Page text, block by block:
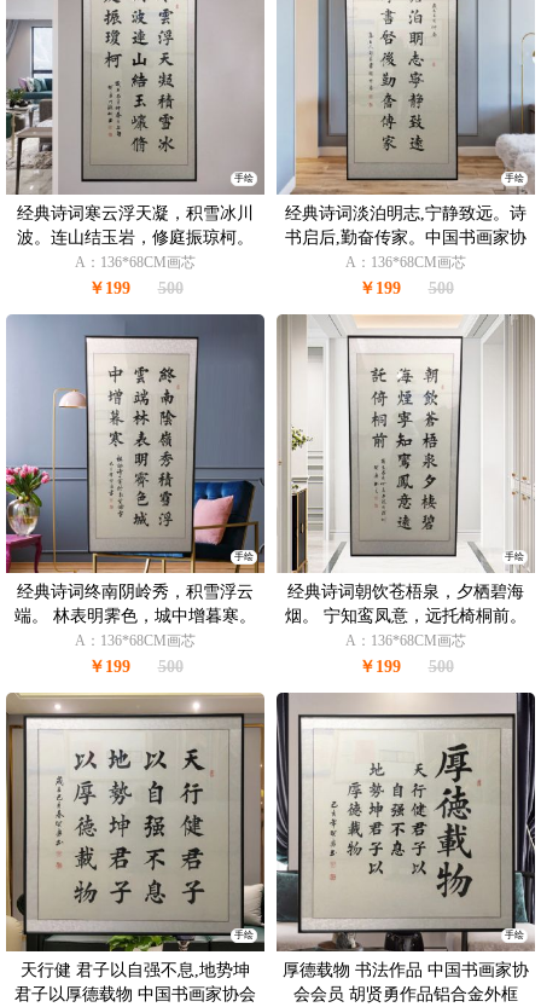
手绘
经典诗词寒云浮天凝，积雪冰川
波。连山结玉岩，修庭振琼柯。
中国书画家协会会员 胡贤勇书法
作品
A：136*68CM画芯
￥199 500
手绘
经典诗词淡泊明志,宁静致远。诗
书启后,勤奋传家。中国书画家协
会会员 胡贤勇书法作品
A：136*68CM画芯
￥199 500
手绘
经典诗词终南阴岭秀，积雪浮云
端。 林表明霁色，城中增暮寒。
中国书画家协会会员 胡贤勇书法
作品
A：136*68CM画芯
￥199 500
手绘
经典诗词朝饮苍梧泉，夕栖碧海
烟。 宁知鸾凤意，远托椅桐前。
中国书画家协会会员 胡贤勇书法
作品
A：136*68CM画芯
￥199 500
手绘
天行健 君子以自强不息,地势坤
君子以厚德载物 中国书画家协会
手绘
厚德载物 书法作品 中国书画家协
会会员 胡贤勇作品铝合金外框